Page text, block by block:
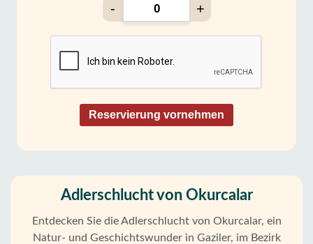
- +
Reservierung vornehmen
Adlerschlucht von Okurcalar
Entdecken Sie die Adlerschlucht von Okurcalar, ein
Natur- und Geschichtswunder in Gaziler, im Bezirk